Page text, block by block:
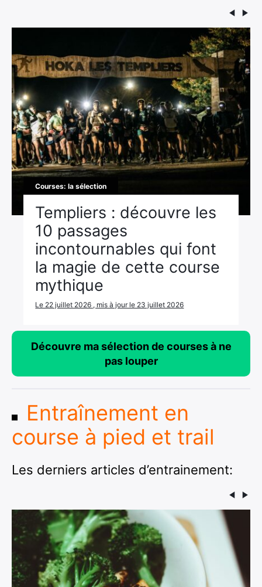
Courses: la sélection
Templiers : découvre les
10 passages
incontournables qui font
la magie de cette course
mythique
Le 22 juillet 2026 , mis à jour le 23 juillet 2026
Découvre ma sélection de courses à ne
pas louper
Entraînement en
course à pied et trail
Les derniers articles d’entrainement: